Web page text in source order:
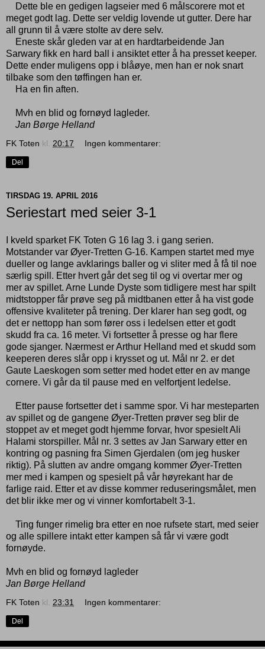
Dette ble en gedigen lagseier med 6 målscorere mot et
meget godt lag. Dette ser veldig lovende ut gutter. Dere har
all grunn til å være stolte av dere selv.
Eneste skår gleden var at en hardtarbeidende Jan
Sarwary fikk en hard ball i ansiktet etter å ha presset keeper.
Dette ender muligens opp i blåøye, men han er nok snart
tilbake som den tøffingen han er.
Ha en fin aften.
Mvh en blid og fornøyd lagleder.
Jan Børge Helland
FK Toten kl. 20:17 Ingen kommentarer:
Del
TIRSDAG 19. APRIL 2016
Seriestart med seier 3-1
I kveld sparket FK Toten G 16 lag 3. i gang serien.
Motstander var Øyer-Tretten G-16. Kampen startet med mye
dueller og lange avklarings baller og vi sliter med å få til noe
særlig spill. Etter hvert går det seg til og vi overtar mer og
mer av spillet. Arne Lunde Dyste som tidligere mest har spilt
midtstopper får prøve seg på midtbanen etter å ha vist gode
offensive kvaliteter på trening. Der klarer han seg godt, og
det er nettopp han som fører oss i ledelsen etter et godt
skudd fra ca. 16 meter. Vi fortsetter å presse og har flere
gode sjanger. Nærmest er Arthur Helland med et skudd som
keeperen deres slår opp i krysset og ut. Mål nr 2. er det
Gaute Laeskogen som setter med hodet etter en av mange
cornere. Vi går da til pause med en velfortjent ledelse.
Etter pause fortsetter det i samme spor. Vi har mesteparten
av spillet og de gangene Øyer-Tretten prøver seg blir de
stoppet av et meget godt hjemme forvar, hvor spesielt Ali
Halami storspiller. Mål nr. 3 settes av Jan Sarwary etter en
kontring og pasning fra Simen Gjerdalen (om jeg husker
riktig). På slutten av andre omgang kommer Øyer-Tretten
mer med i kampen og spesielt på vår høyrekant har de
farlige raid. Etter et av disse kommer reduseringsmålet, men
det blir ikke mer og vi vinner komfortabelt 3-1.
Ting funger rimelig bra etter en noe rufsete start, med seier
og alle spillere intakt etter kampen så får vi være godt
fornøyde.
Mvh en blid og fornøyd lagleder
‎Jan Børge Helland
FK Toten kl. 23:31 Ingen kommentarer:
Del